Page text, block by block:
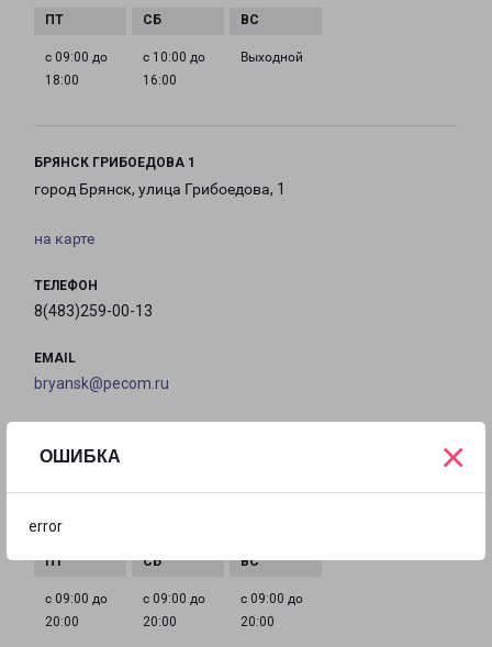
ОШИБКА
error
×
с 09:00 до
18:00
с 10:00 до
16:00
Выходной
БРЯНСК ГРИБОЕДОВА 1
город Брянск, улица Грибоедова, 1
на карте
ТЕЛЕФОН
8(483)259-00-13
EMAIL
bryansk@pecom.ru
20:00
с 09:00 до
20:00
с 09:00 до
20:00
с 09:00 до
20:00